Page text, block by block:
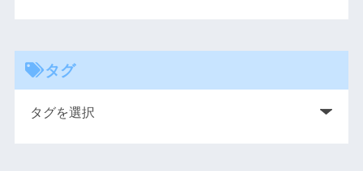
タグ